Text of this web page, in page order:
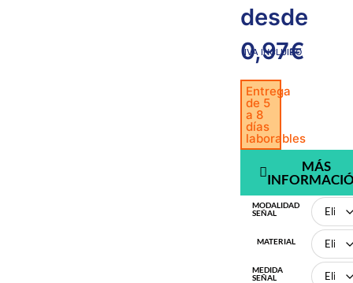
desde
0,97€
IVA INCLUIDO
Entrega
de 5
a 8
días
laborables
MÁS
MODALIDAD
SEÑAL
MATERIAL
MEDIDA
SEÑAL